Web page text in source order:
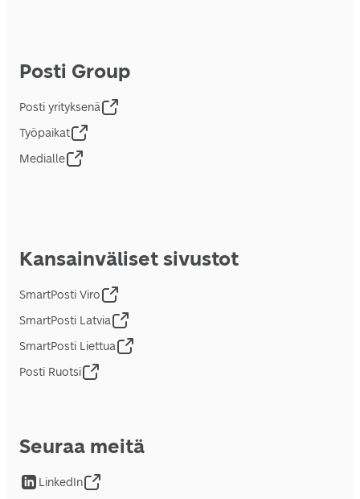
Posti Group
Posti yrityksenä
Työpaikat
Medialle
Kansainväliset sivustot
SmartPosti Viro
SmartPosti Latvia
SmartPosti Liettua
Posti Ruotsi
Seuraa meitä
LinkedIn